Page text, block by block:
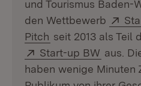
und Tourismus Baden-
den Wettbewerb
Pitch (Öffnet in neuem
seit 2013 als Teil
Extern:
Start-up BW (Öffnet
aus.
haben wenige Minuten